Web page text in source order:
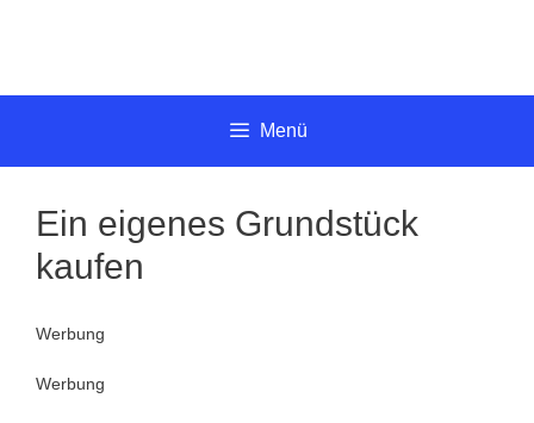
Menü
Ein eigenes Grundstück
kaufen
Werbung
Werbung